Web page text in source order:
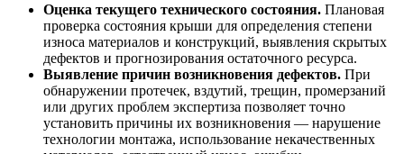
Оценка текущего технического состояния. Плановая
проверка состояния крыши для определения степени
износа материалов и конструкций, выявления скрытых
дефектов и прогнозирования остаточного ресурса.
Выявление причин возникновения дефектов. При
обнаружении протечек, вздутий, трещин, промерзаний
или других проблем экспертиза позволяет точно
установить причины их возникновения — нарушение
технологии монтажа, использование некачественных